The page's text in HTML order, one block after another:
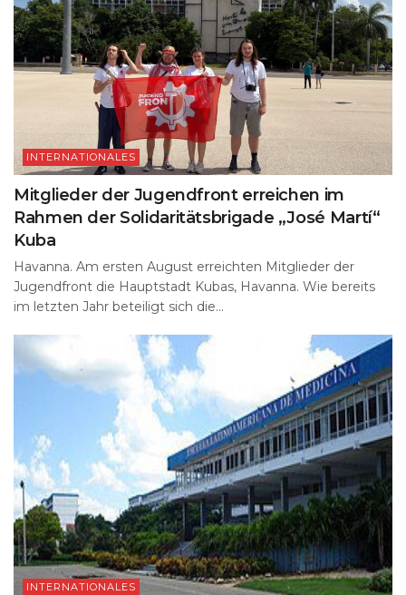
INTERNATIONALES
Mitglieder der Jugendfront erreichen im
Rahmen der Solidaritätsbrigade „José Martí“
Kuba
Havanna. Am ersten August erreichten Mitglieder der
Jugendfront die Hauptstadt Kubas, Havanna. Wie bereits
im letzten Jahr beteiligt sich die...
INTERNATIONALES